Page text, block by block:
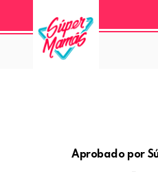
Aprobado por